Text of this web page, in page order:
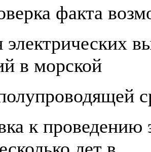
факта
электрических
в морской
к проведению